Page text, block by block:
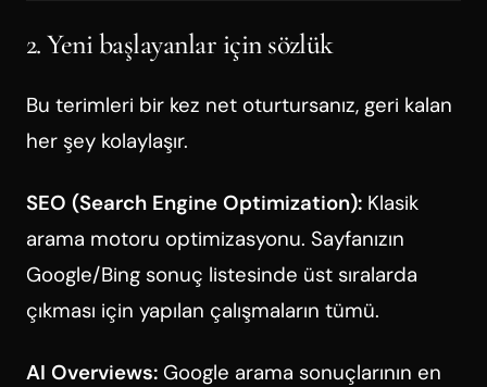
2. Yeni başlayanlar için sözlük
Bu terimleri bir kez net oturtursanız, geri kalan
her şey kolaylaşır.
SEO (Search Engine Optimization): Klasik
arama motoru optimizasyonu. Sayfanızın
Google/Bing sonuç listesinde üst sıralarda
çıkması için yapılan çalışmaların tümü.
AI Overviews: Google arama sonuçlarının en